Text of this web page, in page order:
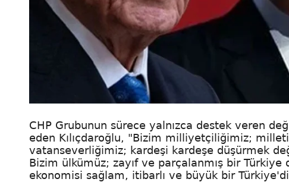
CHP Grubunun sürece yalnızca destek veren
eden Kılıçdaroğlu, "Bizim milliyetçiliğimiz;
vatanseverliğimiz; kardeşi kardeşe düşürmek
Bizim ülkümüz; zayıf ve parçalanmış bir
ekonomisi sağlam, itibarlı ve büyük bir